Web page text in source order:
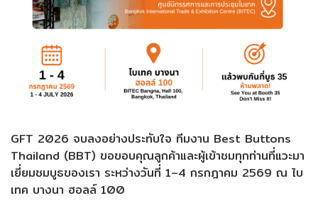
GFT 2026 จบลงอย่างประทับใจ ทีมงาน Best Buttons
Thailand (BBT) ขอขอบคุณลูกค้าและผู้เข้าชมทุกท่านที่แวะมา
เยี่ยมชมบูธของเรา ระหว่างวันที่ 1–4 กรกฎาคม 2569 ณ ไบ
เทค บางนา ฮอลล์ 100